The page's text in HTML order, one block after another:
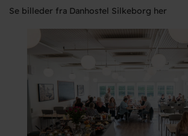
Se billeder fra Danhostel Silkeborg her